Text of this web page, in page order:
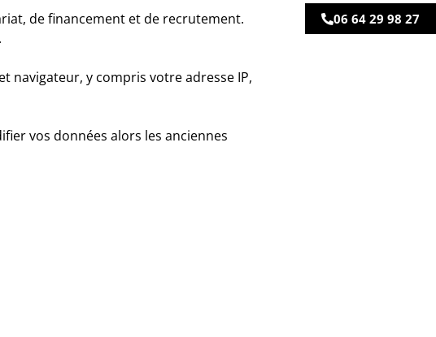
06 64 29 98 27
de financement et de recrutement.
y compris votre adresse IP,
vos données alors les anciennes